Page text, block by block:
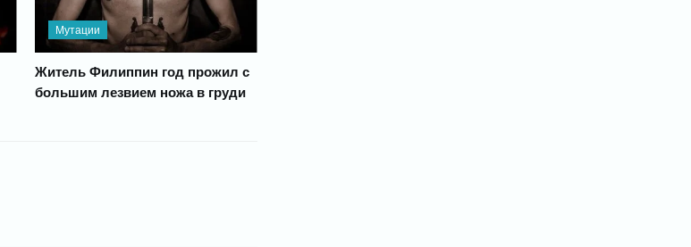
Мутации
Житель Филиппин год прожил с
большим лезвием ножа в груди